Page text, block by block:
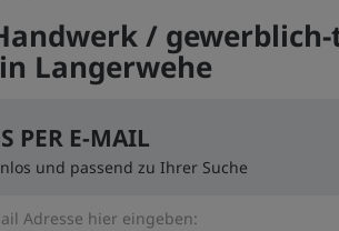
/
Langerwehe
PER E-MAIL
und passend zu Ihrer Suche